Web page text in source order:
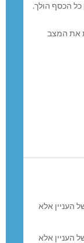
כל הכסף הולך.
את המצב
העניין אלא
העניין אלא